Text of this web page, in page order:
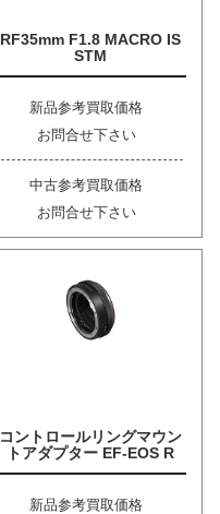
RF35mm F1.8 MACRO IS
STM
新品参考買取価格
お問合せ下さい
中古参考買取価格
お問合せ下さい
コントロールリングマウン
トアダプター EF-EOS R
新品参考買取価格